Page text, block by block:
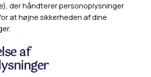
der håndterer personoplysninger
at højne sikkerheden af dine
af